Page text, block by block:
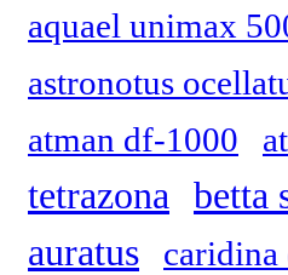
aquael unimax
astronotus
atman df-1000
tetrazona betta
auratus
caridina